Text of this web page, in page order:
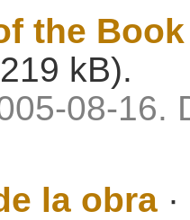
the
kB).
08-16.
la obra